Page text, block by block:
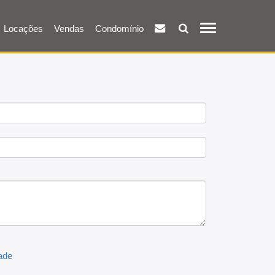
Locações Vendas Condomínio